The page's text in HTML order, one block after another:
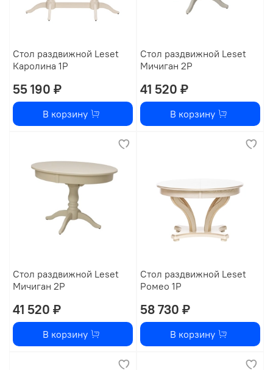
Стол раздвижной Leset
Каролина 1Р
55 190 ₽
В корзину
Стол раздвижной Leset
Мичиган 2Р
41 520 ₽
В корзину
Стол раздвижной Leset
Мичиган 2Р
41 520 ₽
В корзину
Стол раздвижной Leset
Ромео 1Р
58 730 ₽
В корзину